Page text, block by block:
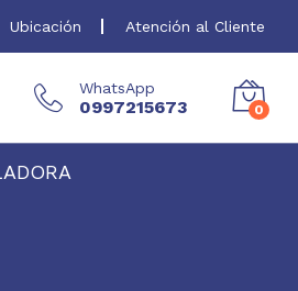
Ubicación Atención al Cliente
WhatsApp
0997215673 0